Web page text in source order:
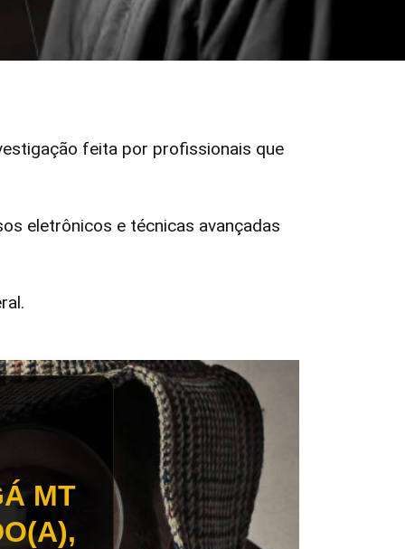
feita por profissionais que
eletrônicos e técnicas avançadas
MT